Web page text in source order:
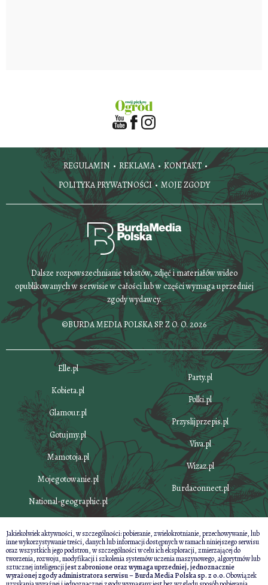
REGULAMIN REKLAMA
KONTAKT
POLITYKA PRYWATNOŚCI
MOJE ZGODY
Dalsze rozpowszechnianie tekstów, zdjęć i materiałów wideo
opublikowanych w serwisie w całości lub w części wymaga uprzedniej
zgody wydawcy.
©BURDA MEDIA POLSKA SP. Z O. O. 2026
Elle.pl
Kobieta.pl
Glamour.pl
Gotujmy.pl
Mamotoja.pl
Mojegotowanie.pl
National-geographic.pl
Party.pl
Polki.pl
Przyslijprzepis.pl
Viva.pl
Wizaz.pl
Burdaconnect.pl
Jakiekolwiek aktywności, w szczególności: pobieranie, zwielokrotnianie, przechowywanie, lub
inne wykorzystywanie treści, danych lub informacji dostępnych w ramach niniejszego serwisu
oraz wszystkich jego podstron, w szczególności w celu ich eksploracji, zmierzającej do
tworzenia, rozwoju, modyfikacji i szkolenia systemów uczenia maszynowego, algorytmów lub
sztucznej inteligencjijest zabronione oraz wymaga uprzedniej, jednoznacznie
wyrażonej zgody administratora serwisu – Burda Media Polska sp. z o.o.Obowiązek